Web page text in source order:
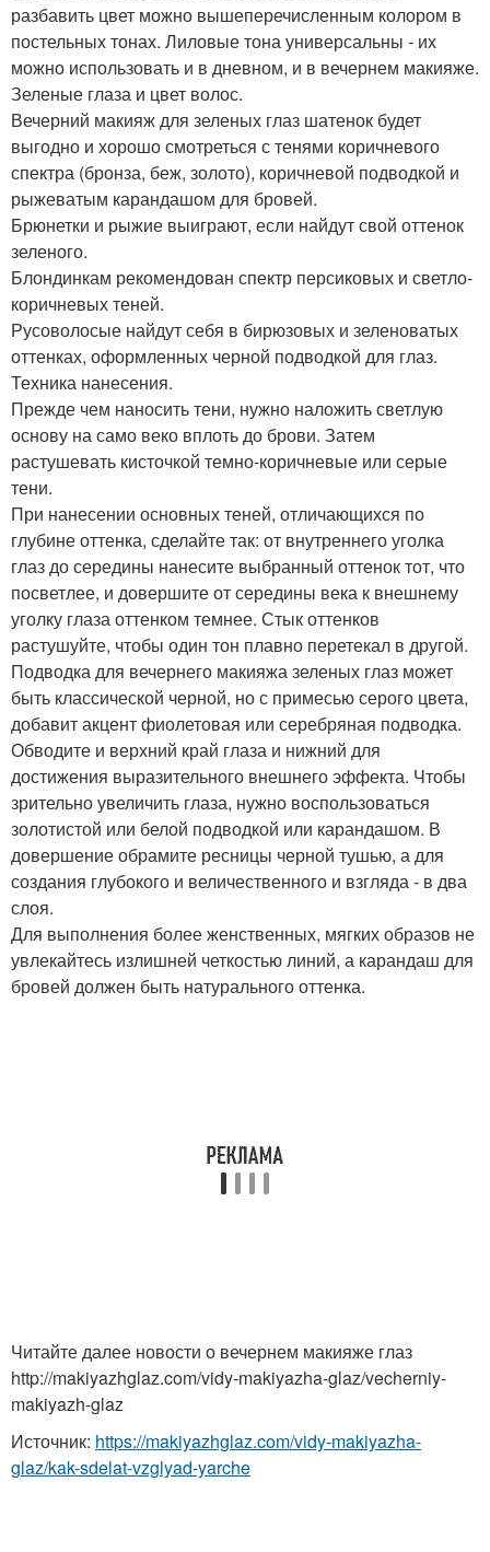
разбавить цвет можно вышеперечисленным колором в
постельных тонах. Лиловые тона универсальны - их
можно использовать и в дневном, и в вечернем макияже.
Зеленые глаза и цвет волос.
Вечерний макияж для зеленых глаз шатенок будет
выгодно и хорошо смотреться с тенями коричневого
спектра (бронза, беж, золото), коричневой подводкой и
рыжеватым карандашом для бровей.
Брюнетки и рыжие выиграют, если найдут свой оттенок
зеленого.
Блондинкам рекомендован спектр персиковых и светло-
коричневых теней.
Русоволосые найдут себя в бирюзовых и зеленоватых
оттенках, оформленных черной подводкой для глаз.
Техника нанесения.
Прежде чем наносить тени, нужно наложить светлую
основу на само веко вплоть до брови. Затем
растушевать кисточкой темно-коричневые или серые
тени.
При нанесении основных теней, отличающихся по
глубине оттенка, сделайте так: от внутреннего уголка
глаз до середины нанесите выбранный оттенок тот, что
посветлее, и довершите от середины века к внешнему
уголку глаза оттенком темнее. Стык оттенков
растушуйте, чтобы один тон плавно перетекал в другой.
Подводка для вечернего макияжа зеленых глаз может
быть классической черной, но с примесью серого цвета,
добавит акцент фиолетовая или серебряная подводка.
Обводите и верхний край глаза и нижний для
достижения выразительного внешнего эффекта. Чтобы
зрительно увеличить глаза, нужно воспользоваться
золотистой или белой подводкой или карандашом. В
довершение обрамите ресницы черной тушью, а для
создания глубокого и величественного и взгляда - в два
слоя.
Для выполнения более женственных, мягких образов не
увлекайтесь излишней четкостью линий, а карандаш для
бровей должен быть натурального оттенка.
Читайте далее новости о вечернем макияже глаз
http://makiyazhglaz.com/vidy-makiyazha-glaz/vecherniy-
makiyazh-glaz
Источник: https://makiyazhglaz.com/vidy-makiyazha-
glaz/kak-sdelat-vzglyad-yarche